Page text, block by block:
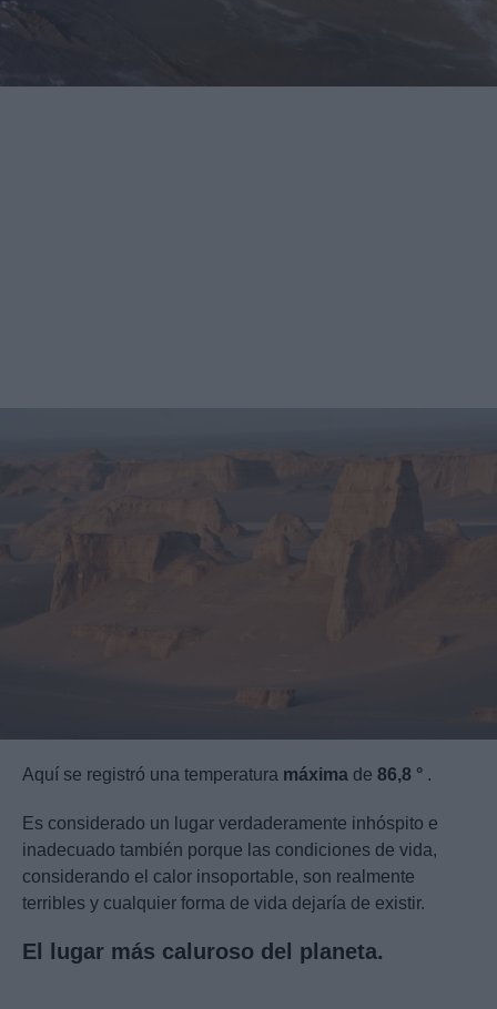
Aquí se registró una temperatura máxima de 86,8 ° .
Es considerado un lugar verdaderamente inhóspito e
inadecuado también porque las condiciones de vida,
considerando el calor insoportable, son realmente
terribles y cualquier forma de vida dejaría de existir.
El lugar más caluroso del planeta.